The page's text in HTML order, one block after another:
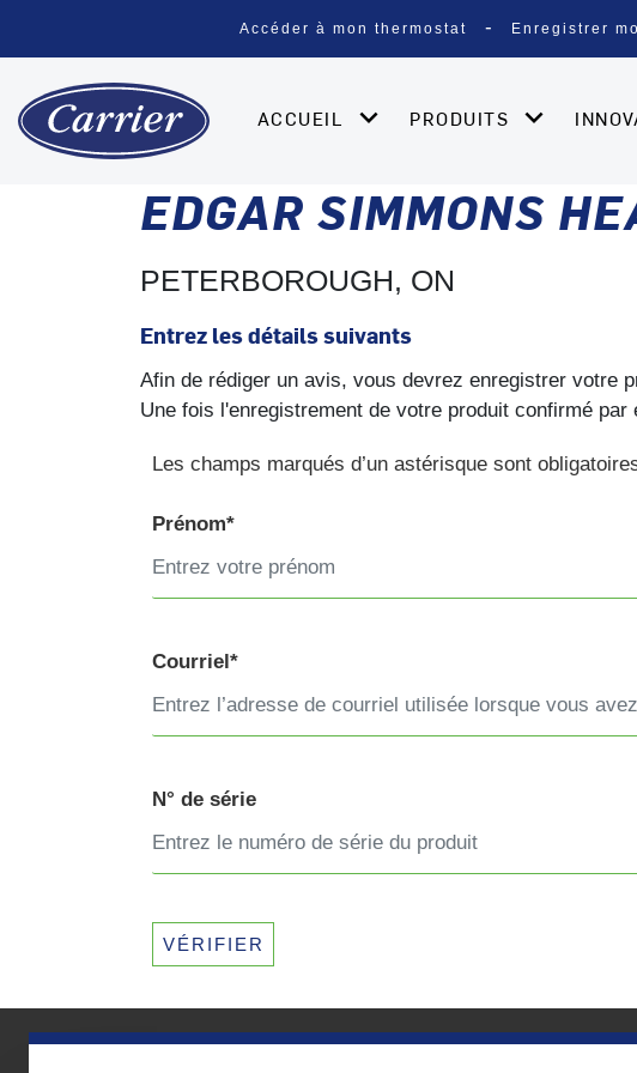
Accéder à mon thermostat Enregistrer
ACCUEIL PRODUITS
EDGAR SIMMONS
PETERBOROUGH, ON
Entrez les détails suivants
Afin de rédiger un avis, vous devrez enregistrer votre
Une fois l'enregistrement de votre produit confirmé
Les champs marqués d’un astérisque sont
Prénom*
Courriel*
N° de série
VÉRIFIER